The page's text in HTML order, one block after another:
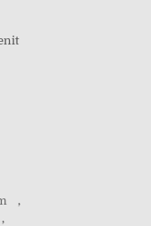
,
,